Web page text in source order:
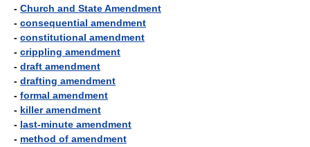
- Church and State Amendment
- consequential amendment
- constitutional amendment
- crippling amendment
- draft amendment
- drafting amendment
- formal amendment
- killer amendment
- last-minute amendment
- method of amendment